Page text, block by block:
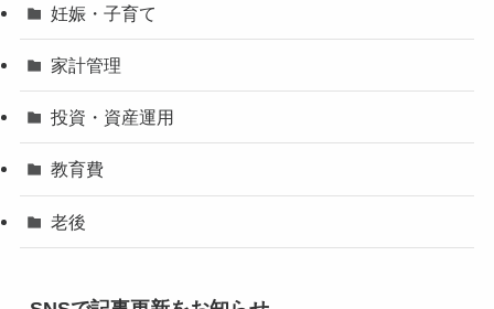
妊娠・子育て
家計管理
投資・資産運用
教育費
老後